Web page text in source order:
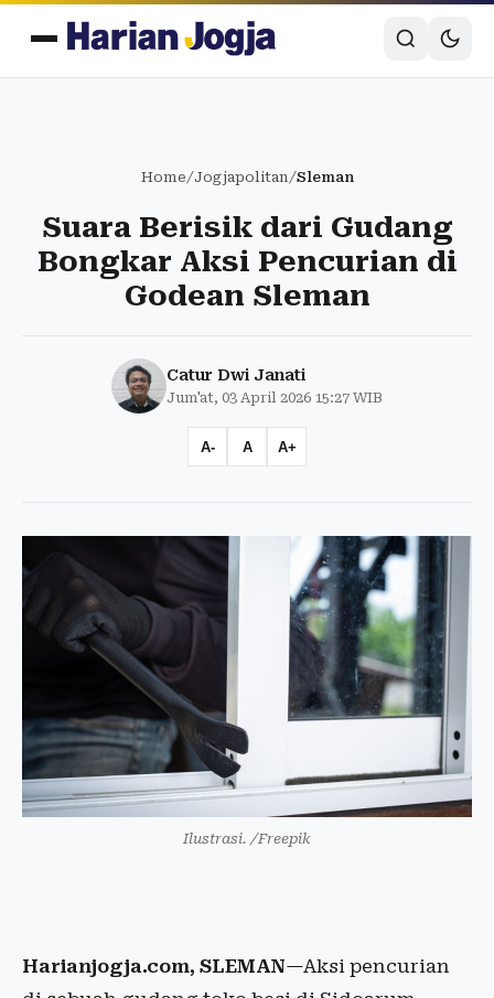
Home/Jogjapolitan/Sleman
Suara Berisik dari Gudang
Bongkar Aksi Pencurian di
Godean Sleman
Catur Dwi Janati
Jum'at, 03 April 2026 15:27 WIB
A- A A+
Ilustrasi. /Freepik
Harianjogja.com, SLEMAN—Aksi pencurian